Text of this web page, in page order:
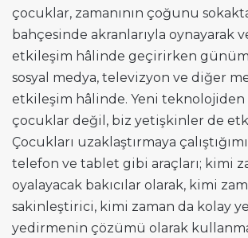
çocuklar, zamanının çoğunu
bahçesinde akranlarıyla oynayarak
etkileşim hâlinde geçirirken
sosyal medya, televizyon ve diğer
etkileşim hâlinde. Yeni teknolojiden
çocuklar değil, biz yetişkinler de
Çocukları uzaklaştırmaya
telefon ve tablet gibi araçları; kimi
oyalayacak bakıcılar olarak, kimi
sakinleştirici, kimi zaman da kolay
yedirmenin çözümü olarak